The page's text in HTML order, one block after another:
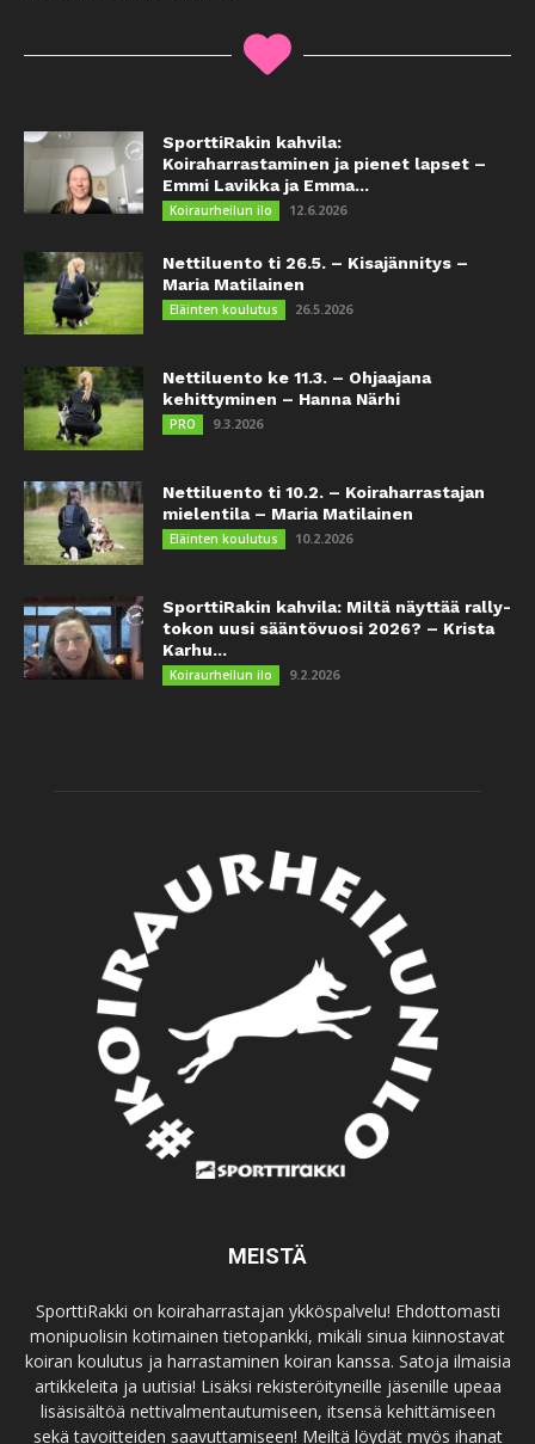
SporttiRakin kahvila:
Koiraharrastaminen ja pienet lapset –
Emmi Lavikka ja Emma...
Koiraurheilun ilo 12.6.2026
Nettiluento ti 26.5. – Kisajännitys –
Maria Matilainen
Eläinten koulutus 26.5.2026
Nettiluento ke 11.3. – Ohjaajana
kehittyminen – Hanna Närhi
PRO 9.3.2026
Nettiluento ti 10.2. – Koiraharrastajan
mielentila – Maria Matilainen
Eläinten koulutus 10.2.2026
SporttiRakin kahvila: Miltä näyttää rally-
tokon uusi sääntövuosi 2026? – Krista
Karhu...
Koiraurheilun ilo 9.2.2026
MEISTÄ
SporttiRakki on koiraharrastajan ykköspalvelu! Ehdottomasti
monipuolisin kotimainen tietopankki, mikäli sinua kiinnostavat
koiran koulutus ja harrastaminen koiran kanssa. Satoja ilmaisia
artikkeleita ja uutisia! Lisäksi rekisteröityneille jäsenille upeaa
lisäsisältöä nettivalmentautumiseen, itsensä kehittämiseen
sekä tavoitteiden saavuttamiseen! Meiltä löydät myös ihanat